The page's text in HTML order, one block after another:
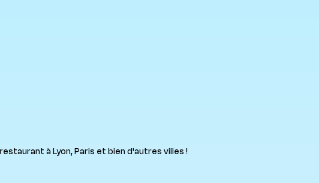
à Lyon, Paris et bien d'autres villes !